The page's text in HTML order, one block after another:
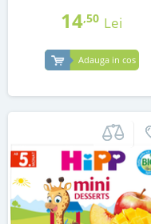
14,50 Lei
Adauga in cos